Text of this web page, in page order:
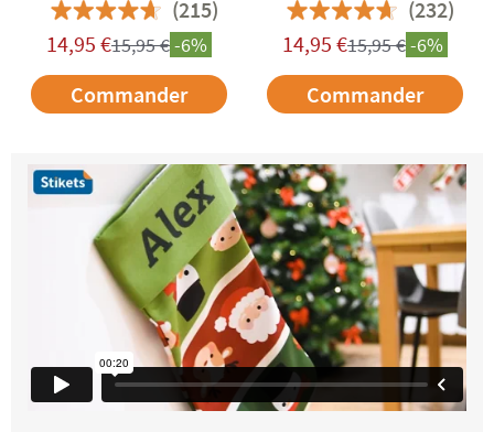
(215)
14,95 €15,95€-6%
Commander
(232)
14,95 €15,95€-6%
Commander